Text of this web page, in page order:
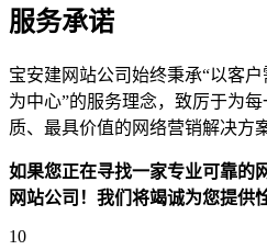
服务承诺
宝安建网站公司始终秉承“以客
为中心”的服务理念，致厉于为
质、最具价值的网络营销解决方案
如果您正在寻找一家专业可靠的
网站公司！我们将竭诚为您提供
10